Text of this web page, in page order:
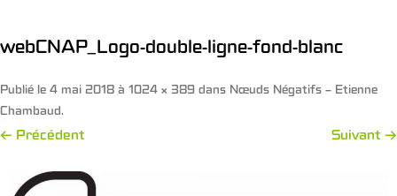
webCNAP_Logo-double-ligne-fond-blanc
Publié le 4 mai 2018 à 1024 × 389 dans Nœuds Négatifs – Etienne
Chambaud.
← Précédent Suivant →